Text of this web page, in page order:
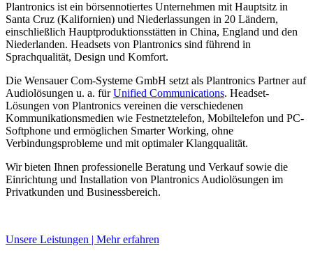
Plantronics ist ein börsennotiertes Unternehmen mit Hauptsitz in
Santa Cruz (Kalifornien) und Niederlassungen in 20 Ländern,
einschließlich Hauptproduktionsstätten in China, England und den
Niederlanden. Headsets von Plantronics sind führend in
Sprachqualität, Design und Komfort.
Die Wensauer Com-Systeme GmbH setzt als Plantronics Partner auf
Audiolösungen u. a. fürUnified Communications. Headset-
Lösungen von Plantronics vereinen die verschiedenen
Kommunikationsmedien wie Festnetztelefon, Mobiltelefon und PC-
Softphone und ermöglichen Smarter Working, ohne
Verbindungsprobleme und mit optimaler Klangqualität.
Wir bieten Ihnen professionelle Beratung und Verkauf sowie die
Einrichtung und Installation von Plantronics Audiolösungen im
Privatkunden und Businessbereich.
Unsere Leistungen | Mehr erfahren